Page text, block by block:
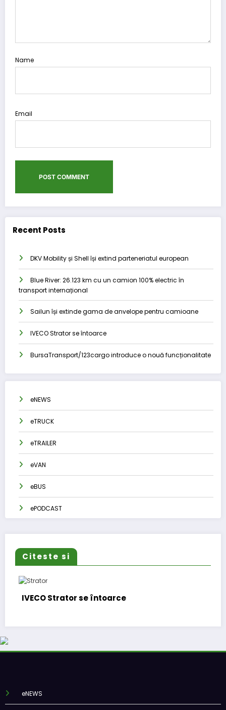
Name
Email
Recent Posts
DKV Mobility și Shell își extind parteneriatul european
Blue River: 26.123 km cu un camion 100% electric în
transport internațional
Sailun își extinde gama de anvelope pentru camioane
IVECO Strator se întoarce
BursaTransport/123cargo introduce o nouă funcționalitate
eNEWS
eTRUCK
eTRAILER
eVAN
eBUS
ePODCAST
Citeste si
IVECO Strator se întoarce
eNEWS